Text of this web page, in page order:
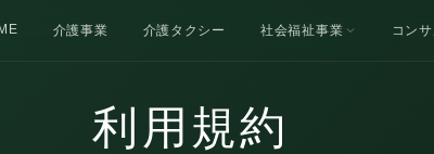
介護事業 介護タクシー 社会福祉事業 コン
利用規約